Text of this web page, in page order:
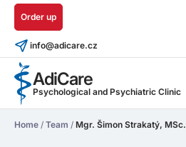
AdiCare
Psychological and Psychiatric Clinic
Order up
info@adicare.cz
Home / Team / Mgr. Šimon Strakatý, MSc.